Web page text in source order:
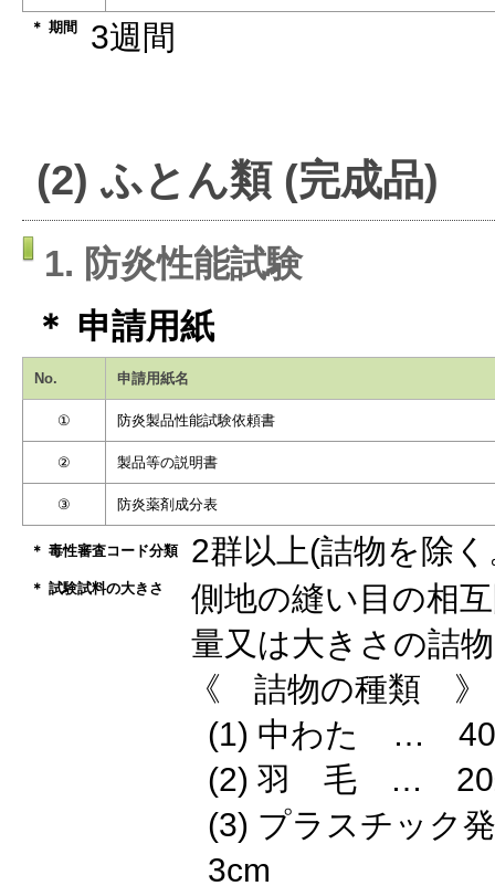
＊ 期間 3週間
(2) ふとん類 (完成品)
1. 防炎性能試験
＊ 申請用紙
No. 申請用紙名
① 防炎製品性能試験依頼書
② 製品等の説明書
③ 防炎薬剤成分表
＊ 毒性審査コード分類 2群以上(詰物を除
＊ 試験試料の大きさ
側地の縫い目の相
量又は大きさの詰
《 詰物の種類 》
(1) 中わた …
(2) 羽 毛 …
(3) プラスチック
3cm